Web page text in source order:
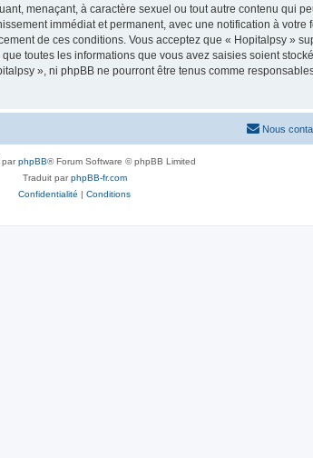
menaçant, à caractère sexuel ou tout autre contenu qui
immédiat et permanent, avec une notification à votre
de ces conditions. Vous acceptez que « Hopitalpsy »
toutes les informations que vous avez saisies soient
», ni phpBB ne pourront être tenus comme
Nous
parphpBB® Forum Software © phpBB Limited
Traduit parphpBB-fr.com
Confidentialité | Conditions